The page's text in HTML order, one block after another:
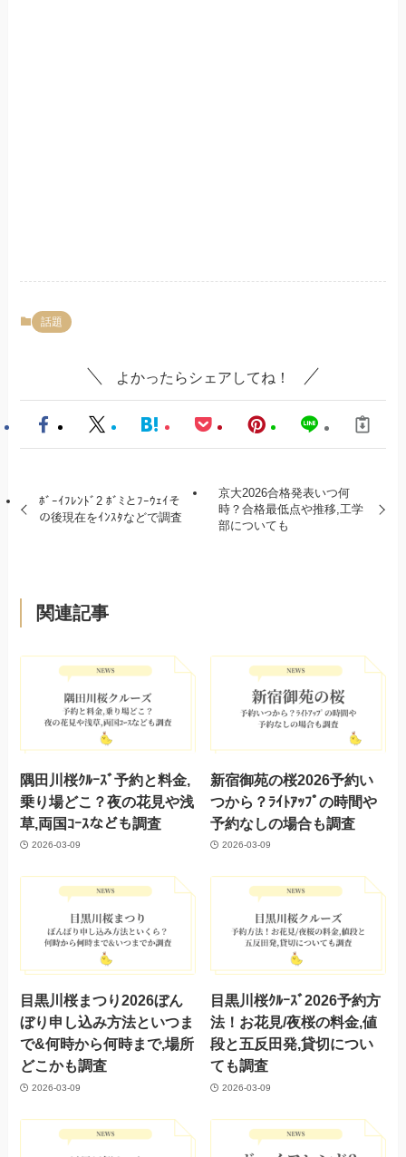
話題
よかったらシェアしてね！
ﾎﾞｰｲﾌﾚﾝﾄﾞ2 ﾎﾞﾐとﾌｰｳｪｲそ
の後現在をｲﾝｽﾀなどで調査
京大2026合格発表いつ何
時？合格最低点や推移,工学
部についても
関連記事
隅田川桜ｸﾙｰｽﾞ予約と料金,
乗り場どこ？夜の花見や浅
草,両国ｺｰｽなども調査
2026-03-09
新宿御苑の桜2026予約い
つから？ﾗｲﾄｱｯﾌﾟの時間や
予約なしの場合も調査
2026-03-09
目黒川桜まつり2026ぼん
ぼり申し込み方法といつま
で&何時から何時まで,場所
どこかも調査
2026-03-09
目黒川桜ｸﾙｰｽﾞ2026予約方
法！お花見/夜桜の料金,値
段と五反田発,貸切につい
ても調査
2026-03-09